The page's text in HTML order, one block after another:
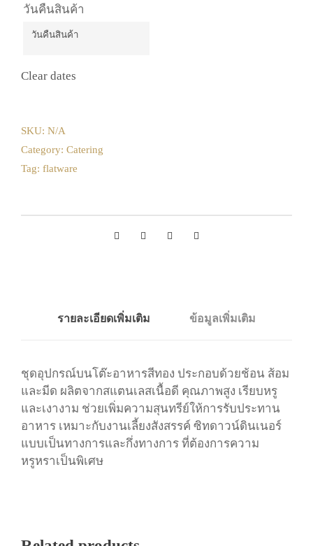
วันคืนสินค้า
Clear dates
SKU: N/A
Category: Catering
Tag: flatware
รายละเอียดเพิ่มเติม ข้อมูลเพิ่มเติม
ชุดอุปกรณ์บนโต๊ะอาหารสีทอง ประกอบด้วยช้อน ส้อม
และมีด ผลิตจากสแตนเลสเนื้อดี คุณภาพสูง เรียบหรู
และเงางาม ช่วยเพิ่มความสุนทรีย์ให้การรับประทาน
อาหาร เหมาะกับงานเลี้ยงสังสรรค์ ซิทดาวน์ดินเนอร์
แบบเป็นทางการและกึ่งทางการ ที่ต้องการความ
หรูหราเป็นพิเศษ